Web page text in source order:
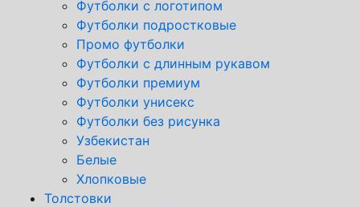
Футболки с логотипом
Футболки подростковые
Промо футболки
Футболки с длинным рукавом
Футболки премиум
Футболки унисекс
Футболки без рисунка
Узбекистан
Белые
Хлопковые
Толстовки